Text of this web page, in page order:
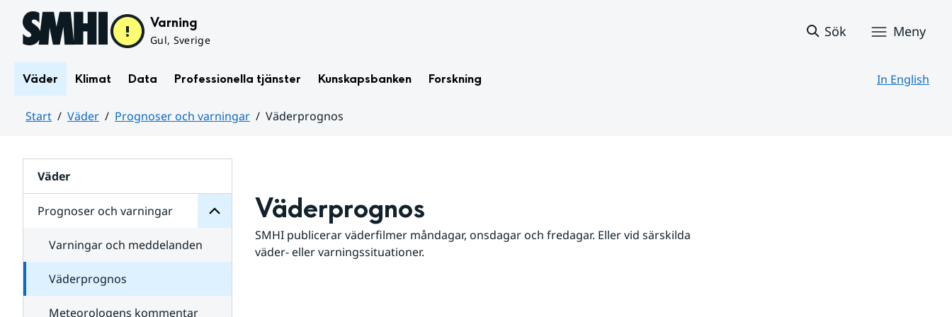
Hoppa till sidans innehåll Varning
Gul, Sverige
Sök Meny
Väder Klimat Data Professionella tjänster Kunskapsbanken Forskning In English
Start Väder Prognoser och varningar
Väderprognos
Väder
Prognoser och varningar
för
varningar
Varningar och meddelanden
Väderprognos
Meteorologens kommentar
Väderprognos
SMHI publicerar väderfilmer måndagar, onsdagar och fredagar. Eller vid särskilda
väder- eller varningssituationer.